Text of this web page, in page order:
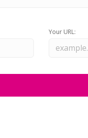
Your URL: